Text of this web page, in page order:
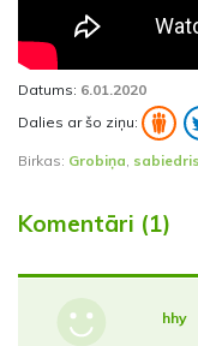
Datums: 6.01.2020
Dalies ar šo ziņu:
Birkas: Grobiņa
Komentāri (1)
hhy